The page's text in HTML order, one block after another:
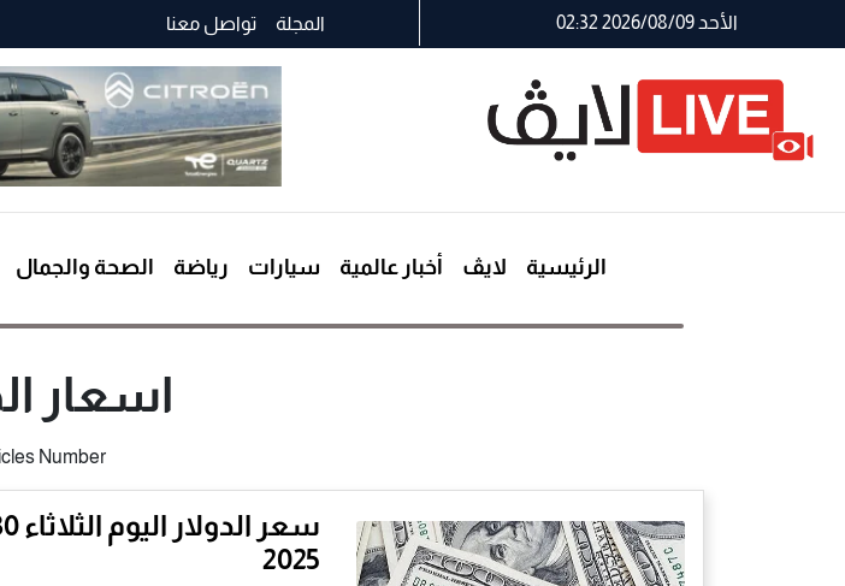
الأحد 2026/08/09 02:32 المجلة تواصل معنا
الرئيسية لايڤ أخبار عالمية سيارات رياضة الصحة والجمال
اسعار
Number :
2025